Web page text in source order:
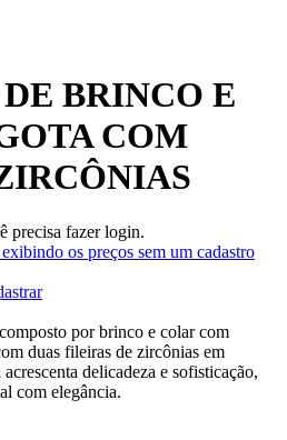
BRINCO E
COM
precisa fazer login.
os preços sem um cadastro
por brinco e colar com
duas fileiras de zircônias em
delicadeza e sofisticação,
com elegância.